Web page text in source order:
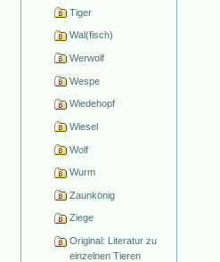
Tiger
Wal(fisch)
Werwolf
Wespe
Wiedehopf
Wiesel
Wolf
Wurm
Zaunkönig
Ziege
Original: Literatur zu
einzelnen Tieren